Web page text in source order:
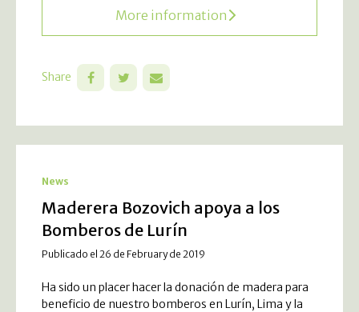
More information
Share
News
Maderera Bozovich apoya a los
Bomberos de Lurín
Publicado el 26 de February de 2019
Ha sido un placer hacer la donación de madera para
beneficio de nuestro bomberos en Lurín, Lima y la